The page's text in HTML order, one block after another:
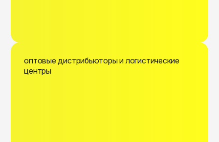
оптовые дистрибьюторы и логистические
центры